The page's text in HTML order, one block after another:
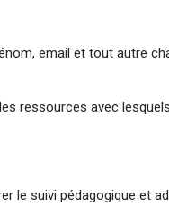
email et tout autre
ressources avec
le suivi pédagogique et